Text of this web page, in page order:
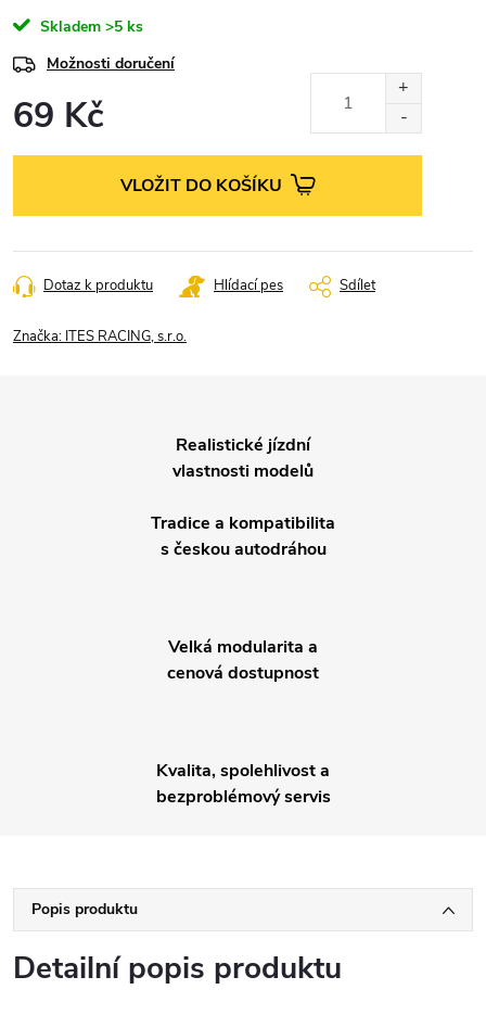
Skladem >5 ks
Možnosti doručení
69 Kč
VLOŽIT DO KOŠÍKU
Dotaz k produktu Hlídací pes Sdílet
Značka: ITES RACING, s.r.o.
Realistické jízdní
vlastnosti modelů
Tradice a kompatibilita
s českou autodráhou
Velká modularita a
cenová dostupnost
Kvalita, spolehlivost a
bezproblémový servis
Popis produktu
Detailní popis produktu